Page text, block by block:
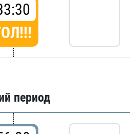
период